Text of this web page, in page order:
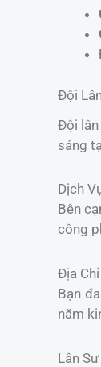
Đội
Đội
sáng
Dịch
Bên
công
Địa
Bạn
năm
Lân